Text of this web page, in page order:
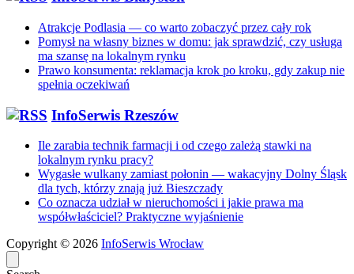
Atrakcje Podlasia — co warto zobaczyć przez cały rok
Pomysł na własny biznes w domu: jak sprawdzić, czy usługa
ma szansę na lokalnym rynku
Prawo konsumenta: reklamacja krok po kroku, gdy zakup nie
spełnia oczekiwań
InfoSerwis Rzeszów
Ile zarabia technik farmacji i od czego zależą stawki na
lokalnym rynku pracy?
Wygasłe wulkany zamiast połonin — wakacyjny Dolny Śląsk
dla tych, którzy znają już Bieszczady
Co oznacza udział w nieruchomości i jakie prawa ma
współwłaściciel? Praktyczne wyjaśnienie
Copyright © 2026 InfoSerwis Wrocław